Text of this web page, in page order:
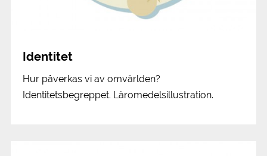
Identitet
Hur påverkas vi av omvärlden?
Identitetsbegreppet. Läromedelsillustration.